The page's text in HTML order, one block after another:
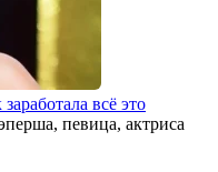
всё это
певица, актриса